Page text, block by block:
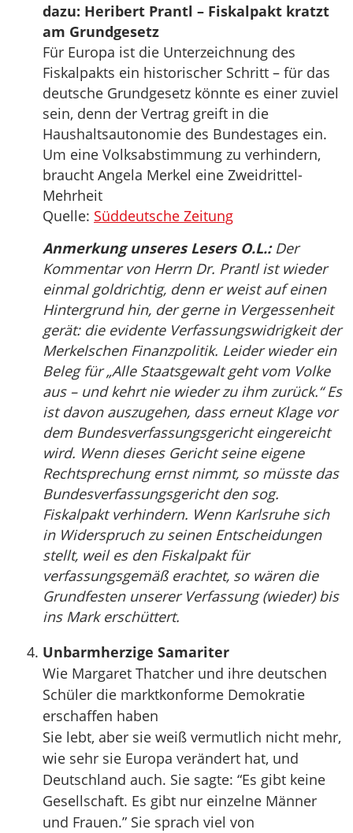
dazu: Heribert Prantl – Fiskalpakt kratzt
am Grundgesetz
Für Europa ist die Unterzeichnung des
Fiskalpakts ein historischer Schritt – für das
deutsche Grundgesetz könnte es einer zuviel
sein, denn der Vertrag greift in die
Haushaltsautonomie des Bundestages ein.
Um eine Volksabstimmung zu verhindern,
braucht Angela Merkel eine Zweidrittel-
Mehrheit
Quelle: Süddeutsche Zeitung
Anmerkung unseres Lesers O.L.:Der
Kommentar von Herrn Dr. Prantl ist wieder
einmal goldrichtig, denn er weist auf einen
Hintergrund hin, der gerne in Vergessenheit
gerät: die evidente Verfassungswidrigkeit der
Merkelschen Finanzpolitik. Leider wieder ein
Beleg für „Alle Staatsgewalt geht vom Volke
aus – und kehrt nie wieder zu ihm zurück.“ Es
ist davon auszugehen, dass erneut Klage vor
dem Bundesverfassungsgericht eingereicht
wird. Wenn dieses Gericht seine eigene
Rechtsprechung ernst nimmt, so müsste das
Bundesverfassungsgericht den sog.
Fiskalpakt verhindern. Wenn Karlsruhe sich
in Widerspruch zu seinen Entscheidungen
stellt, weil es den Fiskalpakt für
verfassungsgemäß erachtet, so wären die
Grundfesten unserer Verfassung (wieder) bis
ins Mark erschüttert.
Unbarmherzige Samariter
Wie Margaret Thatcher und ihre deutschen
Schüler die marktkonforme Demokratie
erschaffen haben
Sie lebt, aber sie weiß vermutlich nicht mehr,
wie sehr sie Europa verändert hat, und
Deutschland auch. Sie sagte: “Es gibt keine
Gesellschaft. Es gibt nur einzelne Männer
und Frauen.” Sie sprach viel von